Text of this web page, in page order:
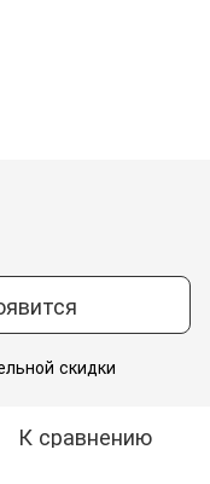
скидки
К сравнению